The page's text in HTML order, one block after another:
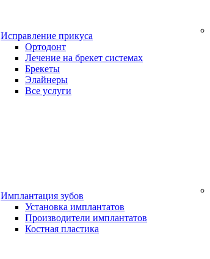
Исправление прикуса
Ортодонт
Лечение на брекет системах
Брекеты
Элайнеры
Все услуги
Имплантация зубов
Установка имплантатов
Производители имплантатов
Костная пластика